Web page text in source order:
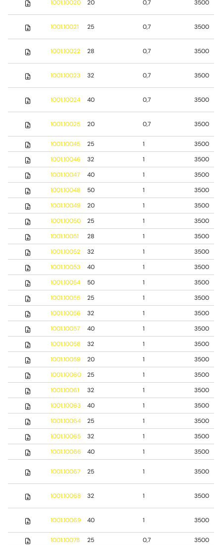
1001.10020 20 0,7 3500
1001.10021 25 0,7 3500
1001.10022 28 0,7 3500
1001.10023 32 0,7 3500
1001.10024 40 0,7 3500
1001.10025 20 0,7 3500
1001.10045 25 1
3500
1001.10046
32 1
3500
1001.10047
40 1
3500
1001.10048
50 1
3500
1001.10049
20 1
3500
1001.10050
25 1
3500
1001.10051
28 1
3500
1001.10052
32 1
3500
1001.10053
40 1
3500
1001.10054
50 1
3500
1001.10055
25 1
3500
1001.10056
32 1
3500
1001.10057
40 1
3500
1001.10058
32 1
3500
1001.10059
20 1
3500
1001.10060
25 1
3500
1001.10061
32 1
3500
1001.10063
40 1
3500
1001.10064
25 1
3500
1001.10065
32 1
3500
1001.10066
40 1 3500
1001.10067 25 1 3500
1001.10068 32 1 3500
1001.10069 40 1 3500
1001.10078 25 0,7
3500